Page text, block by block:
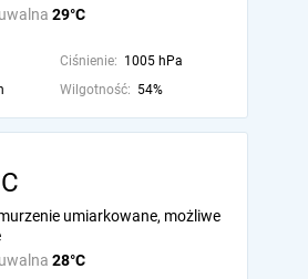
29°C
Ciśnienie: 1005 hPa
Wilgotność: 54%
28°C
umiarkowane, możliwe